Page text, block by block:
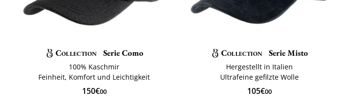
Collection Serie Como
100% Kaschmir
Feinheit, Komfort und Leichtigkeit
150€00
Collection Serie Misto
Hergestellt in Italien
Ultrafeine gefilzte Wolle
105€00